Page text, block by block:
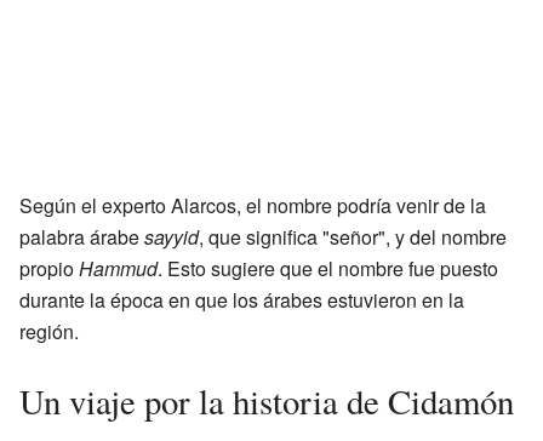
Según el experto Alarcos, el nombre podría venir de la
palabra árabesayyid, que significa "señor", y del nombre
propioHammud. Esto sugiere que el nombre fue puesto
durante la época en que los árabes estuvieron en la
región.
Un viaje por la historia de Cidamón